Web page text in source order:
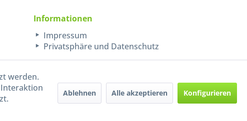
Informationen
Impressum
Privatsphäre und Datenschutz
werden.
Ablehnen Alle akzeptieren Konfigurieren